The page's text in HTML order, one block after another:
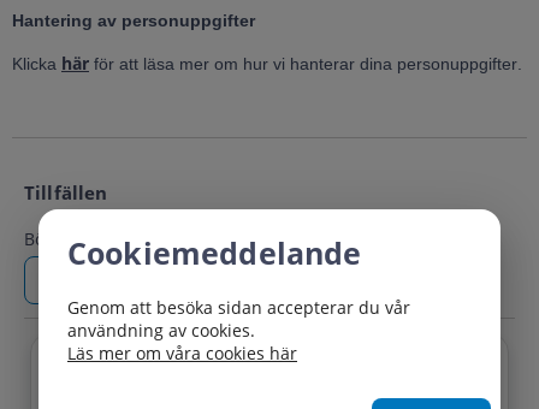
Hantering av personuppgifter
Klicka här för att läsa mer om hur vi hanterar dina personuppgifter.
Tillfällen
Börjar efter: Slutar före:
Cookiemeddelande
Genom att besöka sidan accepterar du vår
användning av cookies.
Läs mer om våra cookies här